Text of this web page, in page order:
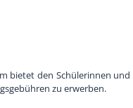
bietet den Schülerinnen
zu erwerben.